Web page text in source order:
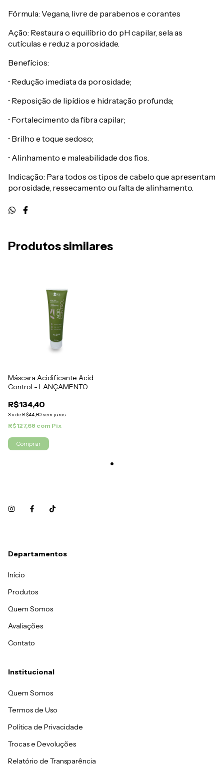
Fórmula: Vegana, livre de parabenos e corantes
Ação: Restaura o equilíbrio do pH capilar, sela as
cutículas e reduz a porosidade.
Benefícios:
• Redução imediata da porosidade;
• Reposição de lipídios e hidratação profunda;
• Fortalecimento da fibra capilar;
• Brilho e toque sedoso;
• Alinhamento e maleabilidade dos fios.
Indicação: Para todos os tipos de cabelo que apresentam
porosidade, ressecamento ou falta de alinhamento.
Produtos similares
Máscara Acidificante Acid
Control - LANÇAMENTO
R$134,40
3x de R$44,80 sem juros
R$127,68 com Pix
Departamentos
Início
Produtos
Quem Somos
Avaliações
Contato
Institucional
Quem Somos
Termos de Uso
Política de Privacidade
Trocas e Devoluções
Relatório de Transparência